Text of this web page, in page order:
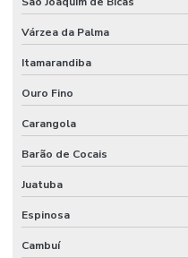
Várzea da Palma
Itamarandiba
Ouro Fino
Carangola
Barão de Cocais
Juatuba
Espinosa
Cambuí